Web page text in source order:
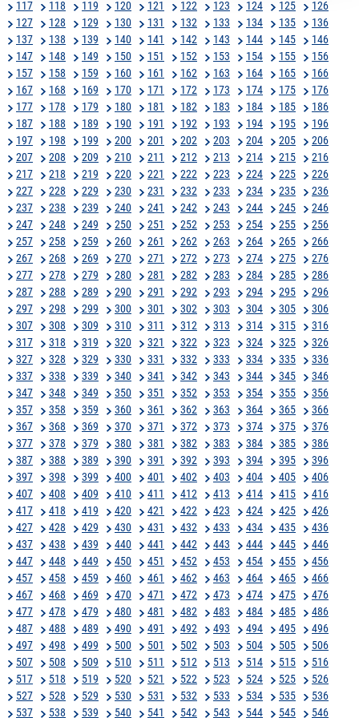
117
118 119 120 121 122 123 124 125
126
127
128 129 130 131 132 133 134 135
136
137
138 139 140 141 142 143 144 145
146
147
148 149 150 151 152 153 154 155
156
157
158 159 160 161 162 163 164 165
166
167
168 169 170 171 172 173 174 175
176
177
178 179 180 181 182 183 184 185
186
187
188 189 190 191 192 193 194 195
196
197
198 199 200 201 202 203 204 205
206
207
208 209 210 211 212 213 214 215
216
217
218 219 220 221 222 223 224 225
226
227
228 229 230 231 232 233 234 235
236
237
238 239 240 241 242 243 244 245
246
247
248 249 250 251 252 253 254 255
256
257
258 259 260 261 262 263 264 265
266
267
268 269 270 271 272 273 274 275
276
277
278 279 280 281 282 283 284 285
286
287
288 289 290 291 292 293 294 295
296
297
298 299 300 301 302 303 304 305
306
307
308 309 310 311 312 313 314 315
316
317
318 319 320 321 322 323 324 325
326
327
328 329 330 331 332 333 334 335
336
337
338 339 340 341 342 343 344 345
346
347
348 349 350 351 352 353 354 355
356
357
358 359 360 361 362 363 364 365
366
367
368 369 370 371 372 373 374 375
376
377
378 379 380 381 382 383 384 385
386
387
388 389 390 391 392 393 394 395
396
397
398 399 400 401 402 403 404 405
406
407
408 409 410 411 412 413 414 415
416
417
418 419 420 421 422 423 424 425
426
427
428 429 430 431 432 433 434 435
436
437
438 439 440 441 442 443 444 445
446
447
448 449 450 451 452 453 454 455
456
457
458 459 460 461 462 463 464 465
466
467
468 469 470 471 472 473 474 475
476
477
478 479 480 481 482 483 484 485
486
487
488 489 490 491 492 493 494 495
496
497
498 499 500 501 502 503 504 505
506
507
508 509 510 511 512 513 514 515
516
517
518 519 520 521 522 523 524 525
526
527
528 529 530 531 532 533 534 535
536
537
538 539 540 541 542 543 544 545 546